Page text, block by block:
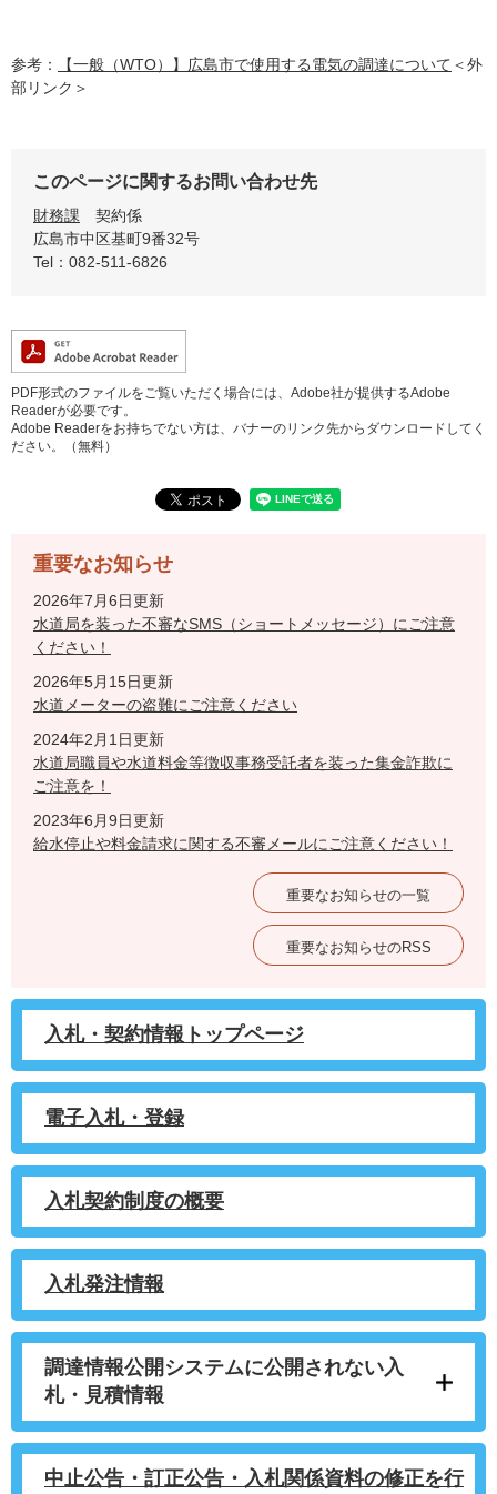
参考： 【一般（WTO）】広島市で使用する電気の調達について ＜外
部リンク＞
このページに関するお問い合わせ先
財務課
契約係
広島市中区基町9番32号
Tel：082-511-6826
PDF形式のファイルをご覧いただく場合には、Adobe社が提供するAdobe
Readerが必要です。
Adobe Readerをお持ちでない方は、バナーのリンク先からダウンロードしてく
ださい。（無料）
重要なお知らせ
2026年7月6日更新
水道局を装った不審なSMS（ショートメッセージ）にご注意
ください！
2026年5月15日更新
水道メーターの盗難にご注意ください
2024年2月1日更新
水道局職員や水道料金等徴収事務受託者を装った集金詐欺に
ご注意を！
2023年6月9日更新
給水停止や料金請求に関する不審メールにご注意ください！
重要なお知らせの一覧
重要なお知らせのRSS
入札・契約情報トップページ
電子入札・登録
入札契約制度の概要
入札発注情報
調達情報公開システムに公開されない入
札・見積情報
中止公告・訂正公告・入札関係資料の修正を行